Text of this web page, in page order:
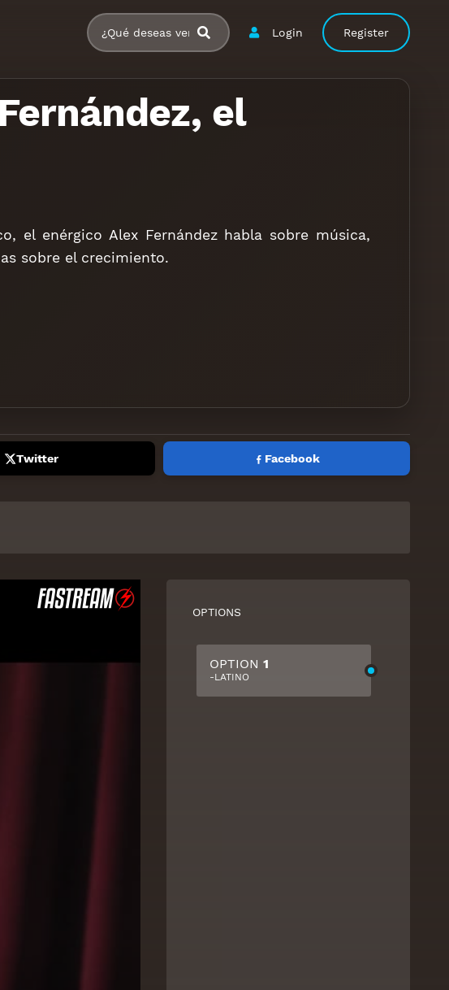
Login Register
el
el enérgico Alex Fernández habla sobre música,
sobre el crecimiento.
Twitter Facebook
OPTIONS
OPTION 1
-LATINO